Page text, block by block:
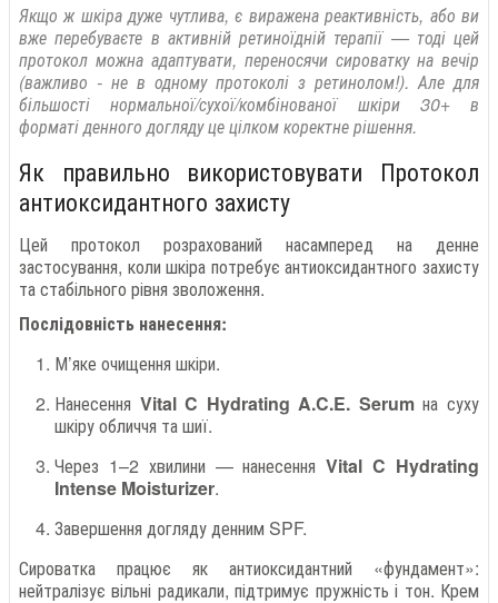
Якщо ж шкіра дуже чутлива, є виражена реактивність, або ви
вже перебуваєте в активній ретиноїдній терапії — тоді цей
протокол можна адаптувати, переносячи сироватку на вечір
(важливо - не в одному протоколі з ретинолом!). Але для
більшості нормальної/сухої/комбінованої шкіри 30+ в
форматі денного догляду це цілком коректне рішення.
Як правильно використовувати Протокол
антиоксидантного захисту
Цей протокол розрахований насамперед на денне
застосування, коли шкіра потребує антиоксидантного захисту
та стабільного рівня зволоження.
Послідовність нанесення:
М’яке очищення шкіри.
Нанесення Vital C Hydrating A.C.E. Serumна суху
шкіру обличчя та шиї.
Через 1–2 хвилини — нанесенняVital C Hydrating
Intense Moisturizer.
Завершення догляду денним SPF.
Сироватка працює як антиоксидантний «фундамент»:
нейтралізує вільні радикали, підтримує пружність і тон. Крем